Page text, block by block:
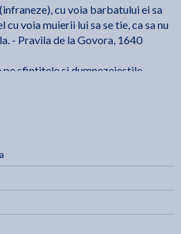
cu voia barbatului ei sa
cu voia muierii lui sa se tie, ca sa nu
- Pravila de la Govora, 1640
sfintitele si dumnezeiestile
cei ce si pe Sfanta Biserica o trec
de la Constantinopol din anul 920
atat invatatura scripturistica,
privitoare la infranarea
de post, cat si invataturile privind
socoteala - fie ca e vorba de
- Danion Vasile